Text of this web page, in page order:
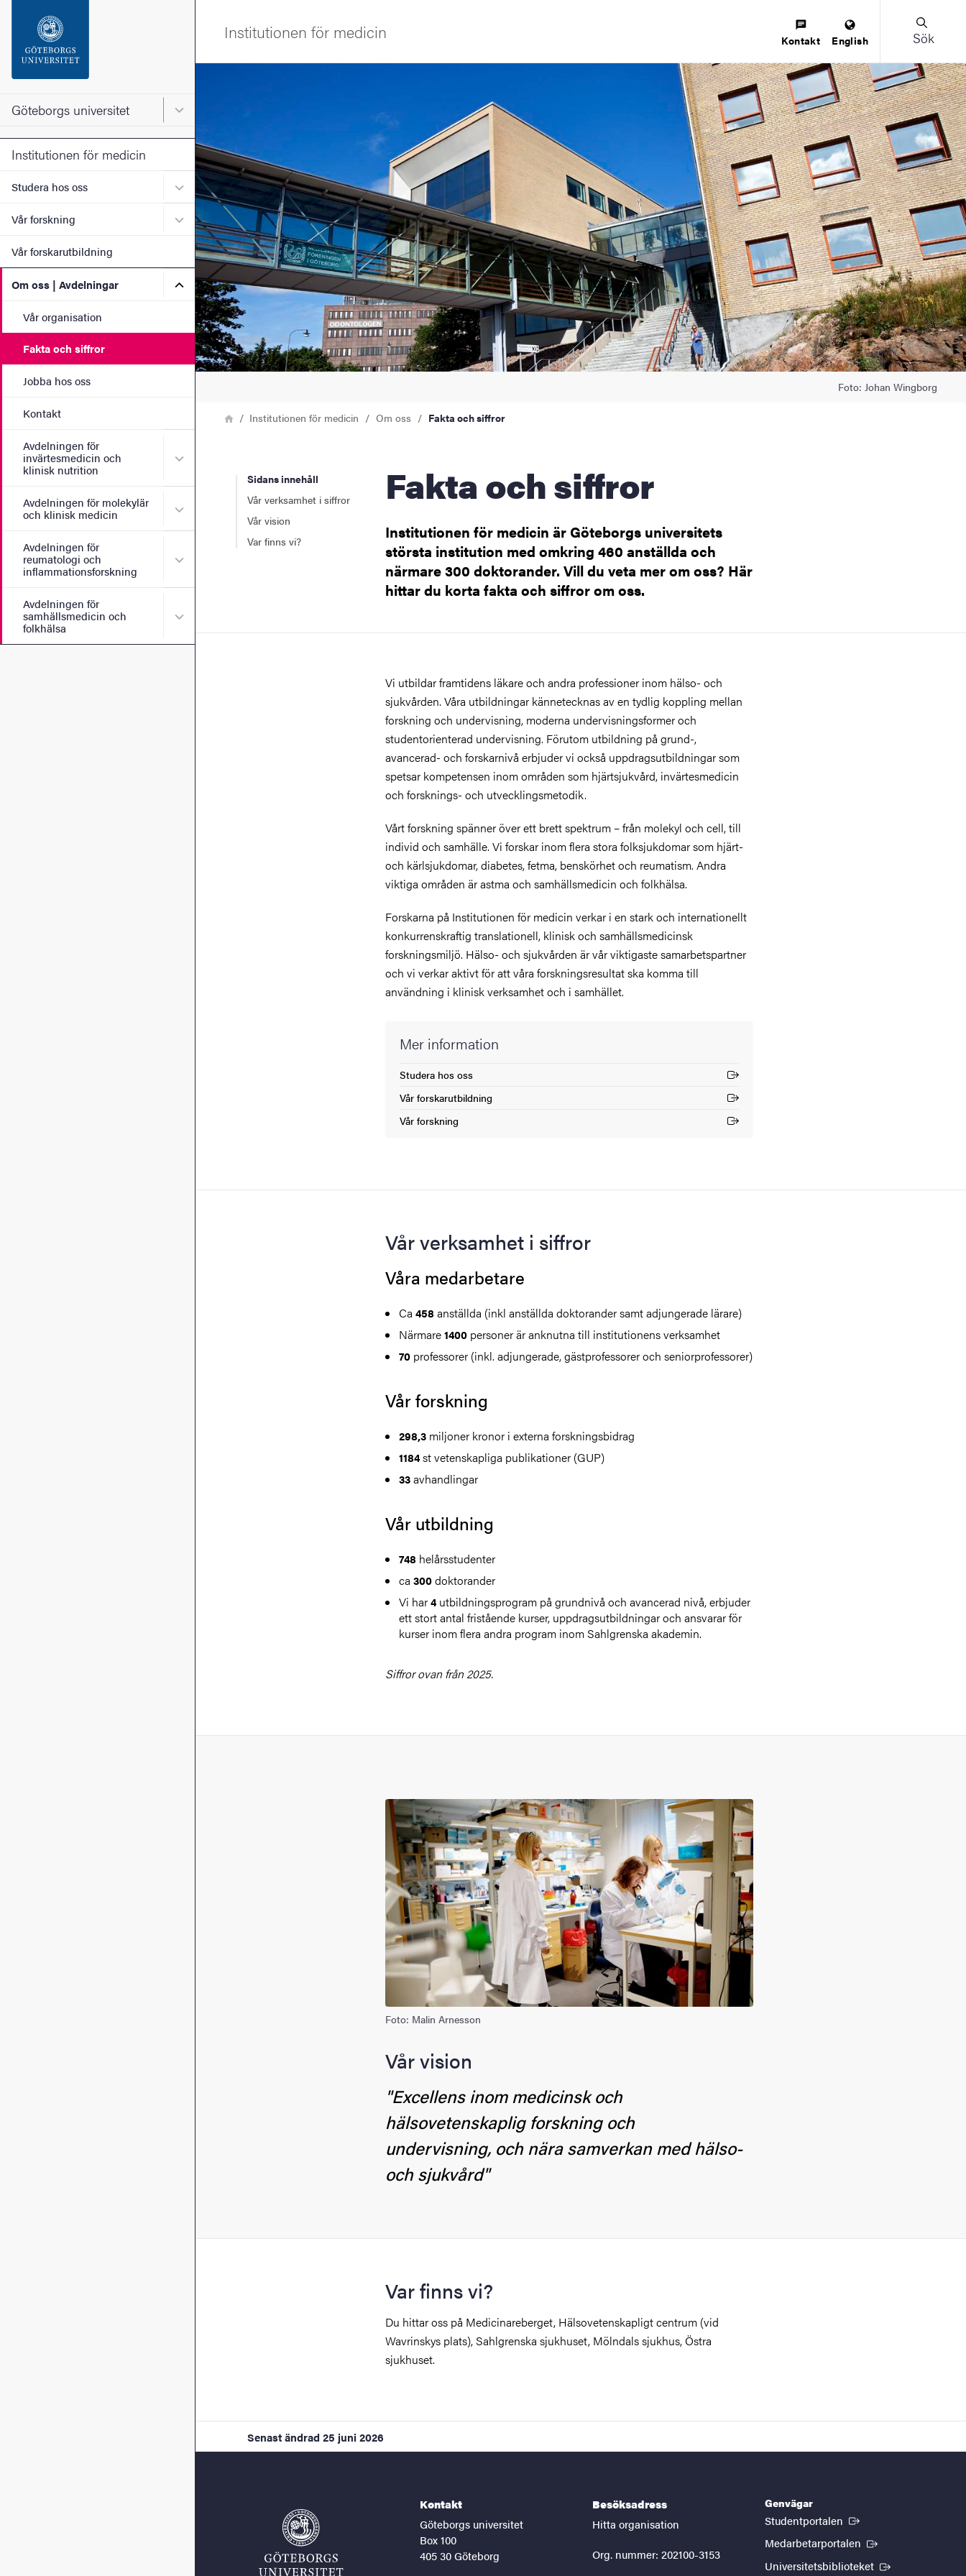
Sidfoten
Om webbplatsen
Göteborgs universitet Huvudmeny för Göteborgs universitet
Institutionen för medicin
Studera hos oss Undermeny för Studera hos oss
Vår forskning Undermeny för Vår forskning
Vår forskarutbildning
Om oss | Avdelningar Undermeny för Om oss | Avdelningar
Vår organisation
Fakta och siffror
Jobba hos oss
Kontakt
Avdelningen för
invärtesmedicin och
klinisk nutrition
Undermeny för Avdelningen för invärtesmedicin och klinisk nutrition
Avdelningen för molekylär
och klinisk medicin
Undermeny för Avdelningen för molekylär och klinisk medicin
Avdelningen för
reumatologi och
inflammationsforskning
Undermeny för Avdelningen för reumatologi och inflammationsforskning
Avdelningen för
samhällsmedicin och
folkhälsa
Undermeny för Avdelningen för samhällsmedicin och folkhälsa
Institutionen för medicin Kontakt English Sök
Bild
Foto: Johan Wingborg
LänkstigHemInstitutionen för medicin Om oss Fakta och siffror
Sidans innehåll
Vår verksamhet i siffror
Vår vision
Var finns vi?
Fakta och siffror
Institutionen för medicin är Göteborgs universitets
största institution med omkring 460 anställda och
närmare 300 doktorander. Vill du veta mer om oss? Här
hittar du korta fakta och siffror om oss.
Vi utbildar framtidens läkare och andra professioner inom hälso- och
sjukvården. Våra utbildningar kännetecknas av en tydlig koppling mellan
forskning och undervisning, moderna undervisningsformer och
studentorienterad undervisning. Förutom utbildning på grund-,
avancerad- och forskarnivå erbjuder vi också uppdragsutbildningar som
spetsar kompetensen inom områden som hjärtsjukvård, invärtesmedicin
och forsknings- och utvecklingsmetodik.
Vårt forskning spänner över ett brett spektrum – från molekyl och cell, till
individ och samhälle. Vi forskar inom flera stora folksjukdomar som hjärt-
och kärlsjukdomar, diabetes, fetma, benskörhet och reumatism. Andra
viktiga områden är astma och samhällsmedicin och folkhälsa.
Forskarna på Institutionen för medicin verkar i en stark och internationellt
konkurrenskraftig translationell, klinisk och samhällsmedicinsk
forskningsmiljö. Hälso- och sjukvården är vår viktigaste samarbetspartner
och vi verkar aktivt för att våra forskningsresultat ska komma till
användning i klinisk verksamhet och i samhället.
Mer information
Studera hos oss
(Extern länk)
Vår forskarutbildning
(Extern länk)
Vår forskning
(Extern länk)
Vår verksamhet i siffror
Våra medarbetare
Ca 458anställda (inkl anställda doktorander samt adjungerade lärare)
Närmare1400 personer är anknutna till institutionens verksamhet
70 professorer (inkl. adjungerade, gästprofessorer och seniorprofessorer)
Vår forskning
298,3 miljoner kronor i externa forskningsbidrag
1184st vetenskapliga publikationer (GUP)
33avhandlingar
Vår utbildning
748 helårsstudenter
ca 300doktorander
Vi har4 utbildningsprogram på grundnivå och avancerad nivå, erbjuder
ett stort antal fristående kurser, uppdragsutbildningar och ansvarar för
kurser inom flera andra program inom Sahlgrenska akademin.
Siffror ovan från 2025.
Bild
Foto: Malin Arnesson
Vår vision
"Excellens inom medicinsk och
hälsovetenskaplig forskning och
undervisning, och nära samverkan med hälso-
och sjukvård"
Var finns vi?
Du hittar oss på Medicinareberget, Hälsovetenskapligt centrum (vid
Wavrinskys plats), Sahlgrenska sjukhuset, Mölndals sjukhus, Östra
sjukhuset.
Senast ändrad 25 juni 2026
Kontakt
Göteborgs universitet
Box 100
405 30 Göteborg
Besöksadress
Hitta organisation
Org. nummer: 202100-3153
Genvägar
Studentportalen (Extern länk)
Medarbetarportalen (Extern länk)
Universitetsbiblioteket (Extern länk)